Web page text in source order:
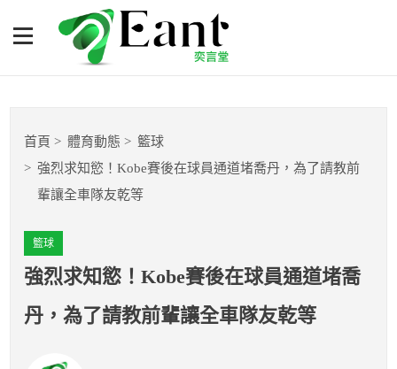
強烈求知慾！Kobe賽後在球
員通道堵喬丹，為了請教前
籃球
棒球
球隊數據
首頁 體育動態
籃球
強烈求知慾！Kobe賽後在球員通道堵喬丹，為了請教前
輩讓全車隊友乾等
籃球
強烈求知慾！Kobe賽後在球員通道堵喬
丹，為了請教前輩讓全車隊友乾等